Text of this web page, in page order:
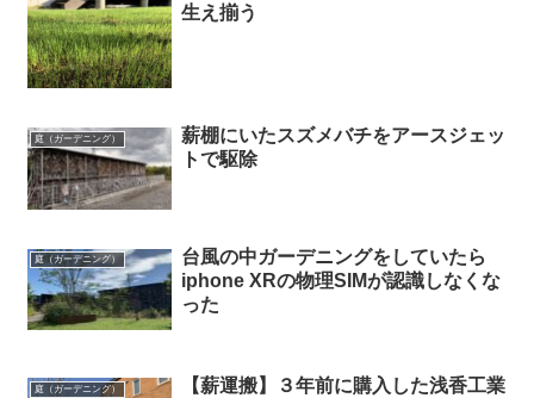
生え揃う
庭（ガーデニング）
薪棚にいたスズメバチをアースジェッ
トで駆除
庭（ガーデニング）
台風の中ガーデニングをしていたら
iphone XRの物理SIMが認識しなくな
った
庭（ガーデニング）
【薪運搬】３年前に購入した浅香工業